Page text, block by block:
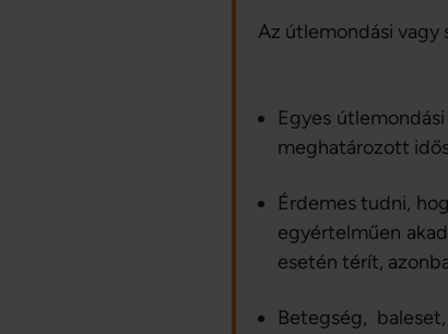
Az útlemondási vagy
Egyes
meghatározott
Érdemes tudni,
egyértelműen
esetén térít,
Betegség,